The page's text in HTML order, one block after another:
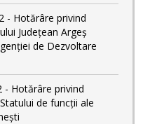
- Hotărâre privind
Județean Argeș
de Dezvoltare
- Hotărâre privind
de funcții ale